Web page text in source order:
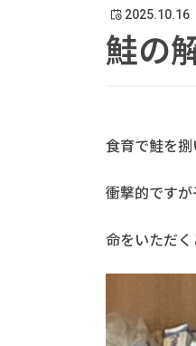
2025.10.16
鮭の
食育で鮭を
衝撃的です
命をいただ